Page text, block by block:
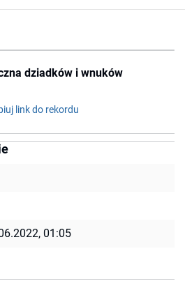
dziadków i wnuków
link do rekordu
01:05